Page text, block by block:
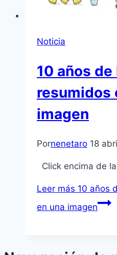
Noticia
10 años
resumidos
imagen
Pornenetaro 18
Click encima de
Leer más 10 años
en una imagen